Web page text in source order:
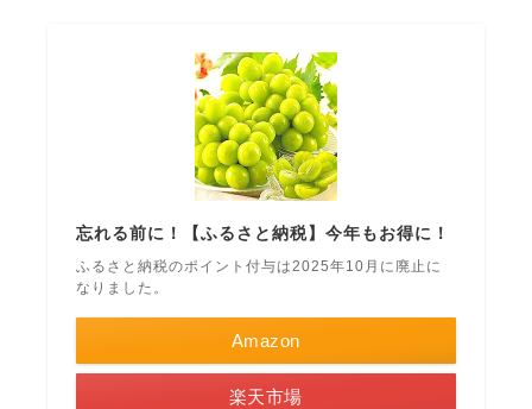
忘れる前に！【ふるさと納税】今年もお得に！
ふるさと納税のポイント付与は2025年10月に廃止に
なりました。
Amazon
楽天市場